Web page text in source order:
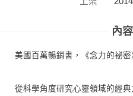
內
美國百萬暢銷書，《念力的祕
從科學角度研究心靈領域的經典